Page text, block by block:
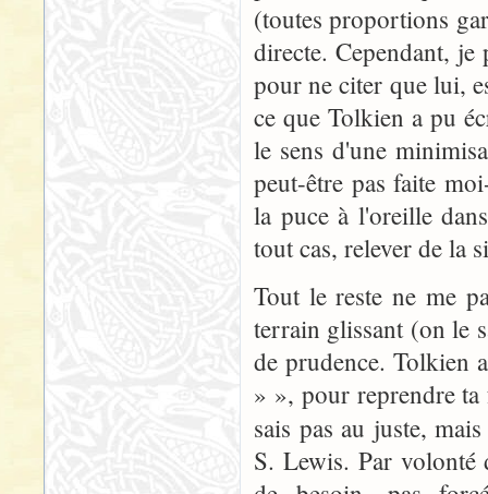
(toutes proportions
directe. Cependant,
pour ne citer que lui,
ce que Tolkien a pu
le sens d'une
peut-être pas faite
la puce à l'oreille
tout cas, relever de la
Tout le reste ne me
terrain glissant (on le
de prudence. Tolkien
» », pour reprendre
sais pas au juste,
S. Lewis. Par volonté